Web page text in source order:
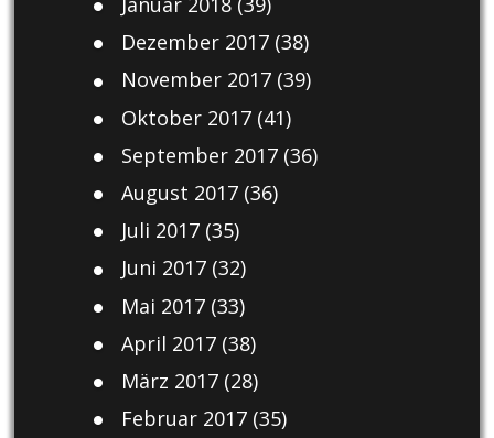
Dezember 2017(38)
November 2017(39)
Oktober 2017(41)
September 2017(36)
August 2017(36)
Juli 2017(35)
Juni 2017(32)
Mai 2017(33)
April 2017(38)
März 2017(28)
Februar 2017(35)